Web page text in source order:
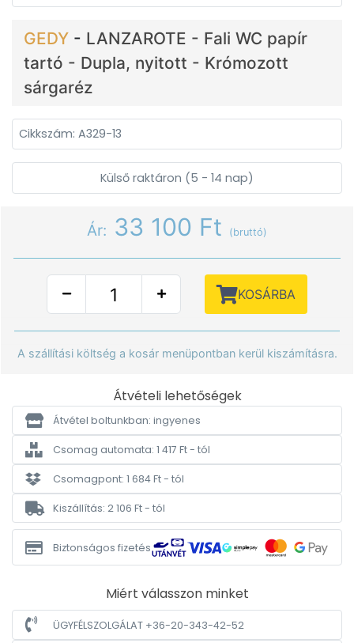
GEDY - LANZAROTE - Fali WC papír
tartó - Dupla, nyitott - Krómozott
sárgaréz
Cikkszám: A329-13
Külső raktáron (5 - 14 nap)
Ár: 33 100 Ft (bruttó)
KOSÁRBA
A szállítási költség a kosár menüpontban kerül kiszámításra.
Átvételi lehetőségek
Átvétel boltunkban: ingyenes
Csomag automata: 1 417 Ft - tól
Csomagpont: 1 684 Ft - tól
Kiszállítás: 2 106 Ft - tól
Biztonságos fizetés
Miért válasszon minket
ÜGYFÉLSZOLGÁLAT +36-20-343-42-52